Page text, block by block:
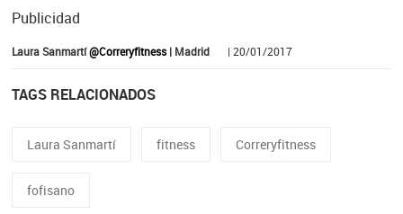
Publicidad
Laura Sanmartí@Correryfitness| Madrid | 20/01/2017
TAGS RELACIONADOS
Laura Sanmartí fitness Correryfitness
fofisano